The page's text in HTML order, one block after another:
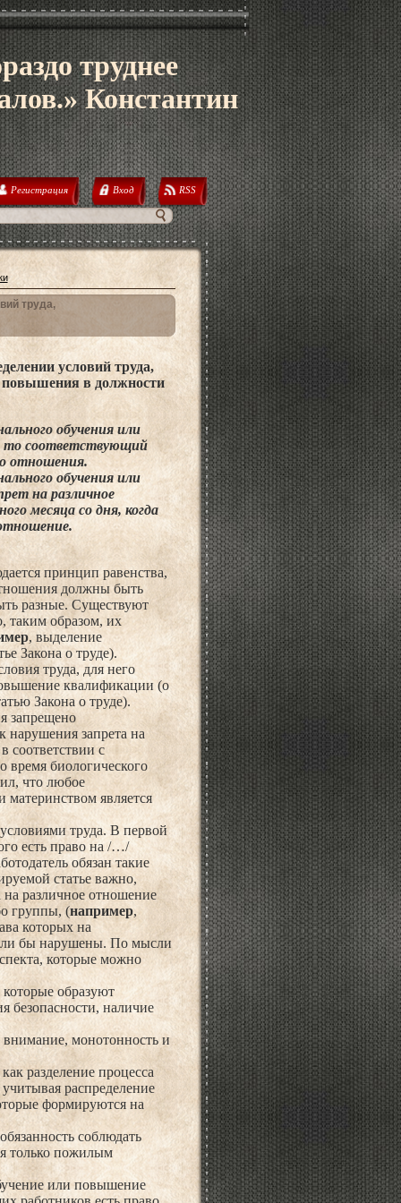
труднее
Константин
Регистрация Вход RSS
труда,
условий труда,
повышения в должности
обучения или
то соответствующий
отношения.
обучения или
на различное
месяца со дня, когда
принцип равенства,
должны быть
разные. Существуют
таким образом, их
, выделение
Закона о труде).
труда, для него
квалификации (о
Закона о труде).
запрещено
нарушения запрета на
соответствии с
биологического
что любое
является
труда. В первой
есть право на /…/
обязан такие
статье важно,
различное отношение
группы, (например,
которых на
бы нарушены. По мысли
которые можно
образуют
безопасности, наличие
монотонность и
разделение процесса
распределение
формируются на
соблюдать
только пожилым
или повышение